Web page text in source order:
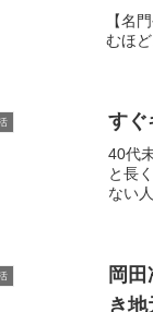
【名
むほ
す
40代
と長
ない
岡
き地